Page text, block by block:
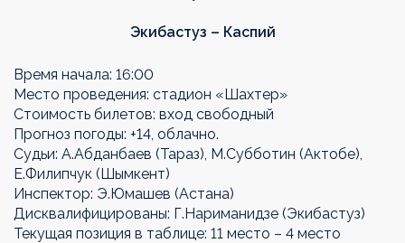
Экибастуз – Каспий
Время начала: 16:00
Место проведения: стадион «Шахтер»
Стоимость билетов: вход свободный
Прогноз погоды: +14, облачно.
Судьи: А.Абданбаев (Тараз), М.Субботин (Актобе),
Е.Филипчук (Шымкент)
Инспектор: Э.Юмашев (Астана)
Дисквалифицированы: Г.Нариманидзе (Экибастуз)
Текущая позиция в таблице: 11 место – 4 место